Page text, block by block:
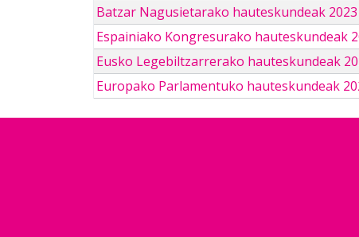
Batzar Nagusietarako hauteskundeak 2023
Espainiako Kongresurako hauteskundeak
Eusko Legebiltzarrerako hauteskundeak
Europako Parlamentuko hauteskundeak